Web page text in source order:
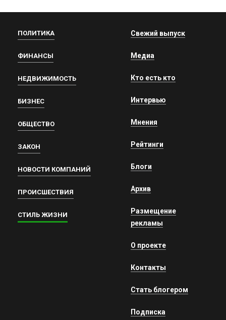
ПОЛИТИКА
ФИНАНСЫ
НЕДВИЖИМОСТЬ
БИЗНЕС
ОБЩЕСТВО
ЗАКОН
НОВОСТИ КОМПАНИЙ
ПРОИСШЕСТВИЯ
СТИЛЬ ЖИЗНИ
Свежий выпуск
Медиа
Кто есть кто
Интервью
Мнения
Рейтинги
Блоги
Архив
Размещение
рекламы
О проекте
Контакты
Стать блогером
Подписка